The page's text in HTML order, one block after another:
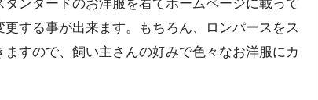
ンダードのお洋服を着てホームページに載って
する事が出来ます。もちろん、ロンパースをス
すので、飼い主さんの好みで色々なお洋服にカ